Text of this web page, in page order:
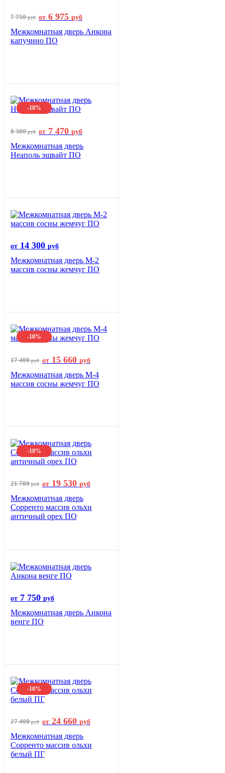
7 750руб от 6 975 руб
Межкомнатная дверь Анкона
капучино ПО
-10%
8 300руб от 7 470 руб
Межкомнатная дверь
Неаполь эшвайт ПО
от 14 300 руб
Межкомнатная дверь М-2
массив сосны жемчуг ПО
-10%
17 400руб от 15 660 руб
Межкомнатная дверь М-4
массив сосны жемчуг ПО
-10%
21 700руб от 19 530 руб
Межкомнатная дверь
Сорренто массив ольхи
античный орех ПО
от 7 750 руб
Межкомнатная дверь Анкона
венге ПО
-10%
27 400руб от 24 660 руб
Межкомнатная дверь
Сорренто массив ольхи
белый ПГ